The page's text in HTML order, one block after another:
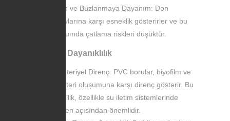
Don ve Buzlanmaya Dayanım: Don
olaylarına karşı esneklik gösterirler ve bu
durumda çatlama riskleri düşüktür.
Biolojik Dayanıklılık
Bakteriyel Direnç: PVC borular, biyofilm ve
bakteri oluşumuna karşı direnç gösterir. Bu
özellik, özellikle su iletim sistemlerinde
hijyen açısından önemlidir.